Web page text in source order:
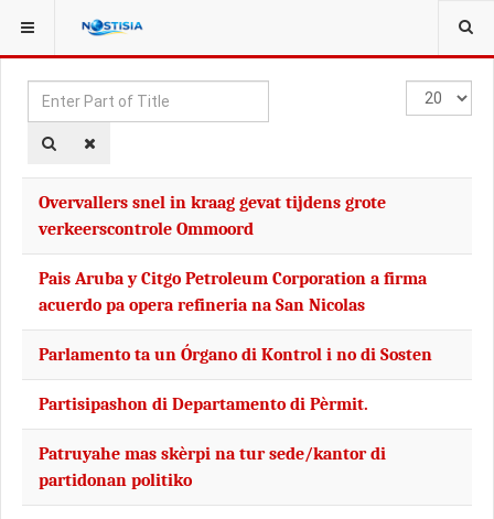
YOU ARE HERE:
Enter
Part
of
Display
#
Overvallers snel in kraag gevat tijdens grote
verkeerscontrole Ommoord
Pais Aruba y Citgo Petroleum Corporation a firma
acuerdo pa opera refineria na San Nicolas
Parlamento ta un Órgano di Kontrol i no di Sosten
Partisipashon di Departamento di Pèrmit.
Patruyahe mas skèrpi na tur sede/kantor di
partidonan politiko